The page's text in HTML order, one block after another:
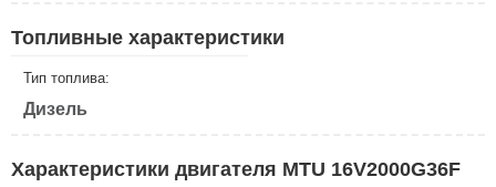
Топливные характеристики
Тип топлива:
Дизель
Характеристики двигателя MTU 16V2000G36F